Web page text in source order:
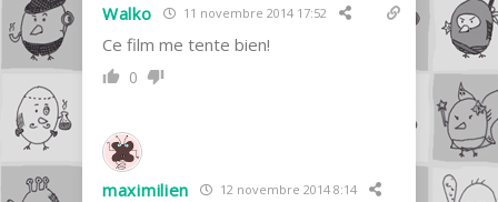
Walko 11 novembre 2014 17:52
Ce film me tente bien!
0
maximilien 12 novembre 2014 8:14